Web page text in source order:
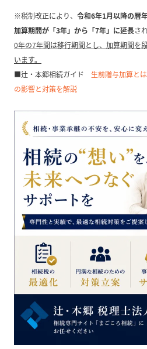
※税制改正により、 令和6年1月以降の暦
加算期間が「3年」から「7年」に延長さ
0年の7年間は移行期間とし、加算期間を
います。
■辻・本郷相続ガイド 生前贈与加算と
の影響と対策を解説